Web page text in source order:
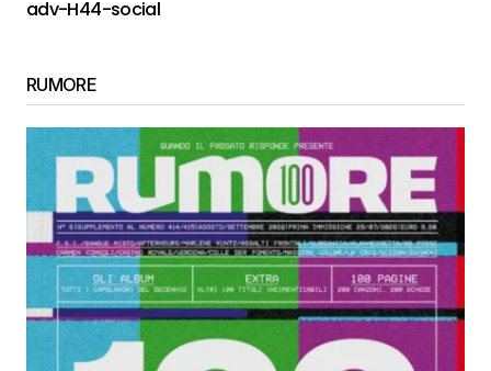
adv-H44-social
RUMORE